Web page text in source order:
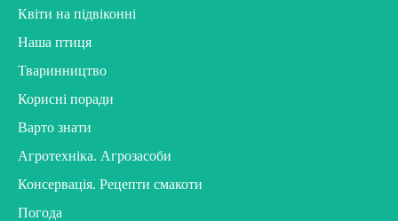
Квіти на підвіконні
Наша птиця
Тваринництво
Корисні поради
Варто знати
Агротехніка. Агрозасоби
Консервація. Рецепти смакоти
Погода